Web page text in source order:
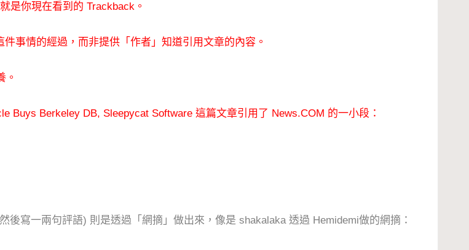
是你現在看到的 Trackback。
件事情的經過，而非提供「作者」知道引用文章的內容。
。
Buys Berkeley DB, Sleepycat Software 這篇文章引用了 News.COM 的一小段：
後寫一兩句評語) 則是透過「網摘」做出來，像是 shakalaka 透過 Hemidemi做的網摘：